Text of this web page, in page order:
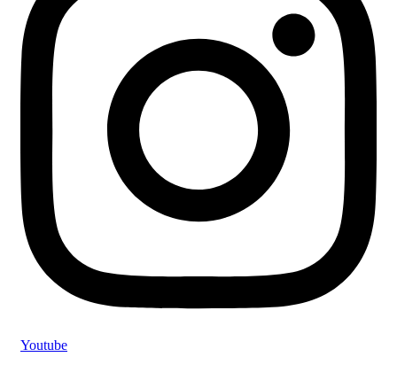
Youtube